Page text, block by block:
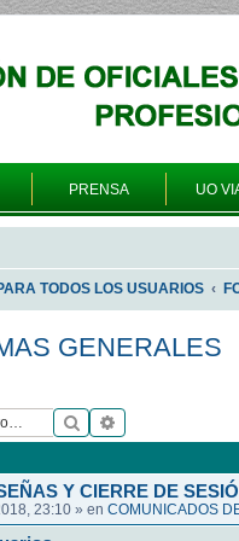
PRENSA UO
TODOS LOS USUARIOS
GENERALES
Buscar
Y CIERRE DE
23:10 » en COMUNICADOS